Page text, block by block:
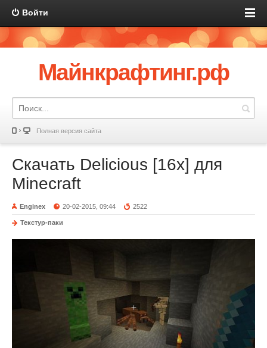
Войти
Майнкрафтинг.рф
Полная версия сайта
Скачать Delicious [16x] для
Minecraft
Enginex 20-02-2015, 09:44 2522
Текстур-паки